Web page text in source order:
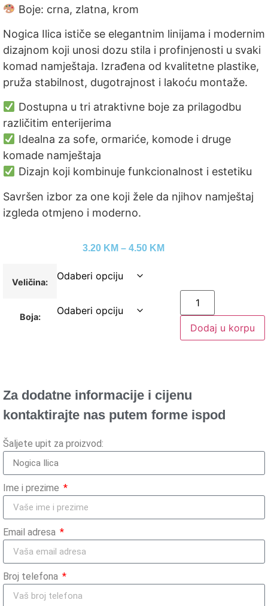
Boje: crna, zlatna, krom
Nogica Ilica ističe se elegantnim linijama i modernim
dizajnom koji unosi dozu stila i profinjenosti u svaki
komad namještaja. Izrađena od kvalitetne plastike,
pruža stabilnost, dugotrajnost i lakoću montaže.
Dostupna u tri atraktivne boje za prilagodbu
različitim enterijerima
Idealna za sofe, ormariće, komode i druge
komade namještaja
Dizajn koji kombinuje funkcionalnost i estetiku
Savršen izbor za one koji žele da njihov namještaj
izgleda otmjeno i moderno.
3.20 KM – 4.50 KM
Veličina:
Boja:
Dodaj u korpu
Za dodatne informacije i cijenu
kontaktirajte nas putem forme ispod
Šaljete upit za proizvod:
Ime i prezime
Email adresa
Broj telefona